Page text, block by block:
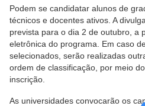
Podem se candidatar alunos de
técnicos e docentes ativos. A
prevista para o dia 2 de outubro, a
eletrônica do programa. Em caso
selecionados, serão realizadas
ordem de classificação, por meio
inscrição.
As universidades convocarão os